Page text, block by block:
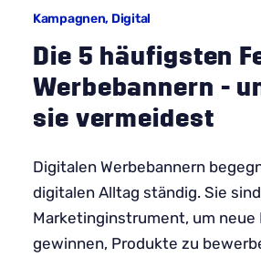
Kampagnen, Digital
Die 5 häufigsten
Werbebannern -
sie vermeidest
Digitalen Werbebannern
digitalen Alltag ständig. Sie
Marketinginstrument, um neue
gewinnen, Produkte zu